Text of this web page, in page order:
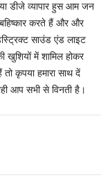
डीजे व्यापार हुस आम जन
बहिष्कार करते हैं और और
साउंड एंड लाइट
में शामिल होकर
कृपया हमारा साथ दें
आप सभी से विनती है।